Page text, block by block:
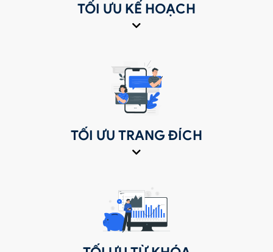
TỐI ƯU KẾ HOẠCH
TỐI ƯU TRANG ĐÍCH